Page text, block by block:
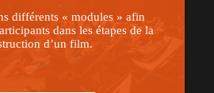
différents « modules » afin
dans les étapes de la
d’un film.